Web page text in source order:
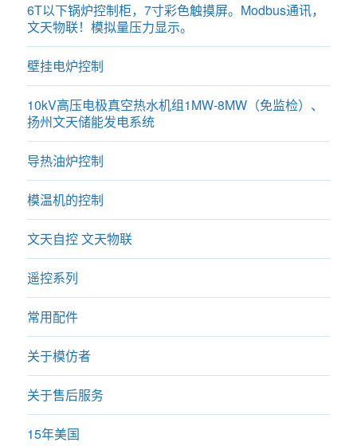
6T以下锅炉控制柜，7寸彩色触摸屏。Modbus通讯，
文天物联！模拟量压力显示。
壁挂电炉控制
10kV高压电极真空热水机组1MW-8MW（免监检）、
扬州文天储能发电系统
导热油炉控制
模温机的控制
文天自控 文天物联
遥控系列
常用配件
关于模仿者
关于售后服务
15年美国